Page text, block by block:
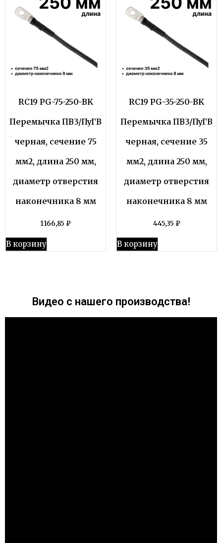
RC19 PG-75-250-BK
Перемычка ПВ3/ПуГВ
черная, сечение 75
мм2, длина 250 мм,
диаметр отверстия
наконечника 8 мм
1166,85 ₽
В корзину
RC19 PG-35-250-BK
Перемычка ПВ3/ПуГВ
черная, сечение 35
мм2, длина 250 мм,
диаметр отверстия
наконечника 8 мм
445,35 ₽
В корзину
Видео с нашего производства!